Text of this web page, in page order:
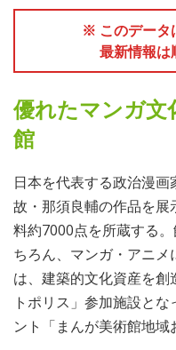
※ このデータ
最新情報は
優れたマンガ文
館
日本を代表する政治漫
故・那須良輔の作品を
料約7000点を所蔵する
ちろん、マンガ・アニ
は、建築的文化資産を
トポリス」参加施設と
ント「まんが美術館地域